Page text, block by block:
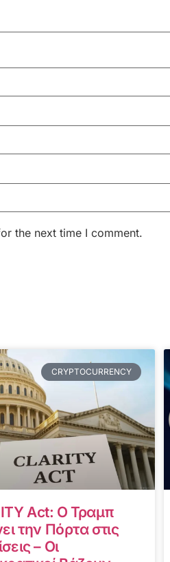
the next time I comment.
CRYPTOCURRENCY
Act: Ο Τραμπ
την Πόρτα στις
– Οι